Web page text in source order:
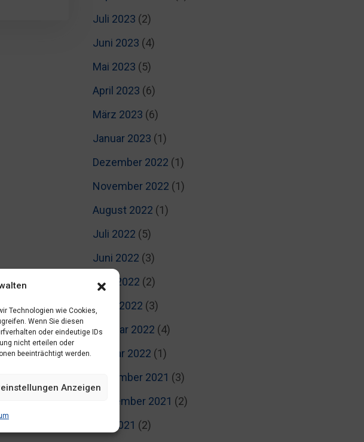
Technologien wie Cookies,
Wenn Sie diesen
oder eindeutige IDs
nicht erteilen oder
beeinträchtigt werden.
Anzeigen
Juli 2023 (2)
Juni 2023 (4)
Mai 2023 (5)
April 2023 (6)
März 2023 (6)
Januar 2023 (1)
Dezember 2022 (1)
November 2022 (1)
August 2022 (1)
Juli 2022 (5)
Juni 2022 (3)
April 2022 (2)
März 2022 (3)
Februar 2022 (4)
Januar 2022 (1)
November 2021 (3)
September 2021 (2)
Juli 2021 (2)